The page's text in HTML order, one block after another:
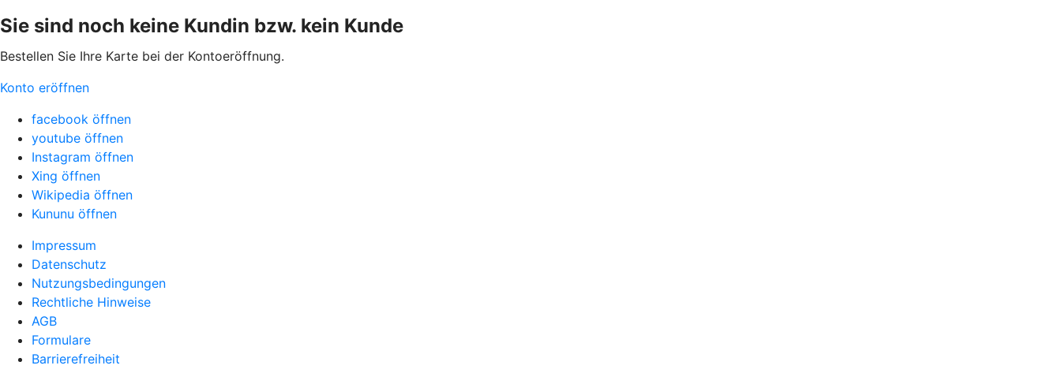
Sie sind noch keine Kundin bzw. kein Kunde
Bestellen Sie Ihre Karte bei der Kontoeröffnung.
Konto eröffnen
facebook öffnen
youtube öffnen
Instagram öffnen
Xing öffnen
Wikipedia öffnen
Kununu öffnen
Impressum
Datenschutz
Nutzungsbedingungen
Rechtliche Hinweise
AGB
Formulare
Barrierefreiheit